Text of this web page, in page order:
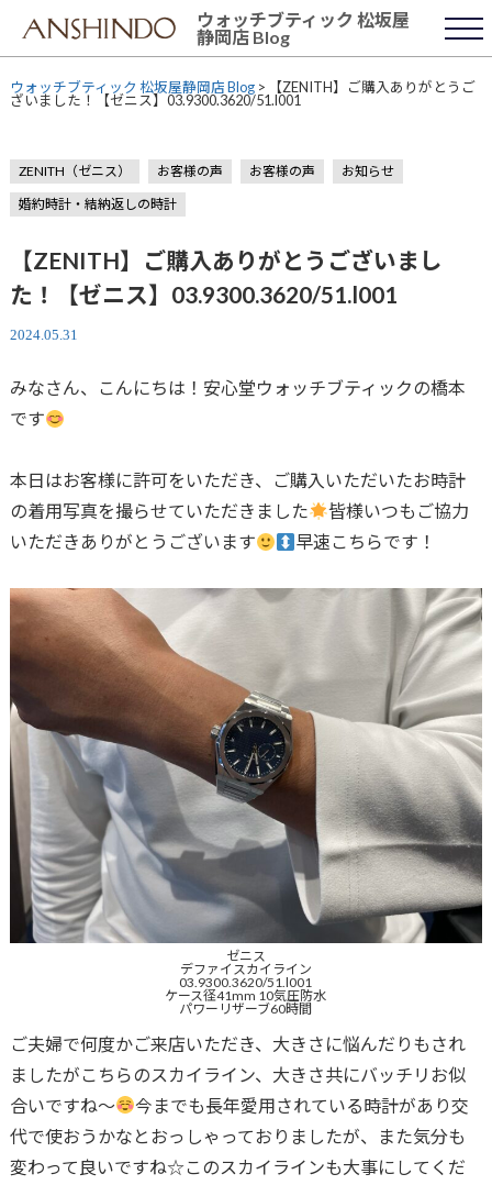
content
ウォッチブティック 松坂屋
静岡店 Blog
ウォッチブティック 松坂屋静岡店 Blog> 【ZENITH】ご購入ありがとうご
ざいました！【ゼニス】03.9300.3620/51.l001
ZENITH（ゼニス） お客様の声 お客様の声
お知らせ
婚約時計・結納返しの時計
【ZENITH】ご購入ありがとうございまし
た！【ゼニス】03.9300.3620/51.l001
2024.05.31
みなさん、こんにちは！安心堂ウォッチブティックの橋本
です
本日はお客様に許可をいただき、ご購入いただいたお時計
の着用写真を撮らせていただきました
皆様いつもご協力
いただきありがとうございます
早速こちらです！
ゼニス
デファイスカイライン
03.9300.3620/51.l001
ケース径41mm 10気圧防水
パワーリザーブ60時間
ご夫婦で何度かご来店いただき、大きさに悩んだりもされ
ましたがこちらのスカイライン、大きさ共にバッチリお似
合いですね〜
今までも長年愛用されている時計があり交
代で使おうかなとおっしゃっておりましたが、また気分も
変わって良いですね☆このスカイラインも大事にしてくだ